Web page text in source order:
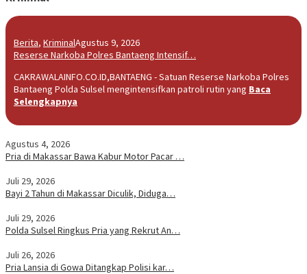
Berita, KriminalAgustus 9, 2026
Reserse Narkoba Polres Bantaeng Intensif…
CAKRAWALAINFO.CO.ID,BANTAENG - Satuan Reserse Narkoba Polres
Bantaeng Polda Sulsel mengintensifkan patroli rutin yang Baca
Selengkapnya
Agustus 4, 2026
Pria di Makassar Bawa Kabur Motor Pacar …
Juli 29, 2026
Bayi 2 Tahun di Makassar Diculik, Diduga…
Juli 29, 2026
Polda Sulsel Ringkus Pria yang Rekrut An…
Juli 26, 2026
Pria Lansia di Gowa Ditangkap Polisi kar…